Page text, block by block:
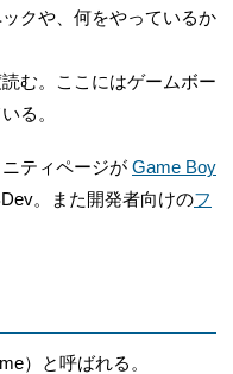
クや、何をやっているか
む。ここにはゲームボー
る。
ティページが Game Boy
。また開発者向けのフ
）と呼ばれる。